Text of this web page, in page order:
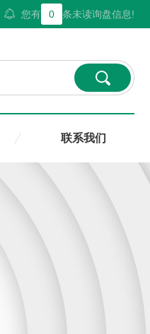
您有 0 条未读询盘信息!
联系我们